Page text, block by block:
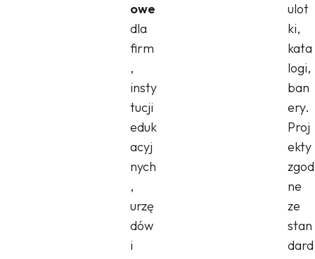
owe
dla
firm
,
insty
tucji
eduk
acyj
nych
,
urzę
dów
i
ulot
ki,
kata
logi,
ban
ery.
Proj
ekty
zgod
ne
ze
stan
dard